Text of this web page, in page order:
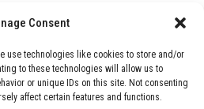
Consent
use technologies like cookies to store and/or
to these technologies will allow us to
or unique IDs on this site. Not consenting
affect certain features and functions.
February 9, 2026
rango de 45 km y
este scooter cuesta
y representa una